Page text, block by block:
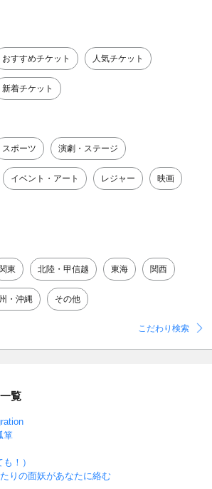
おすすめチケット 人気チケット
新着チケット
スポーツ 演劇・ステージ
イベント・アート レジャー 映画
東 北陸・甲信越 東海 関西
・沖縄 その他
こだわり検索
覧
箪
！）
りの面妖があなたに絡む